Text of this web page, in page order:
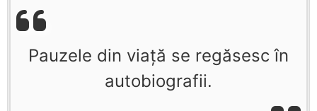
Pauzele din viaţă se regăsesc în
autobiografii.